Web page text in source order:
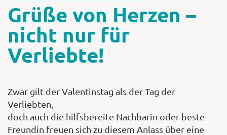
Grüße von Herzen –
nicht nur für
Verliebte!
Zwar gilt der Valentinstag als der Tag der
Verliebten,
doch auch die hilfsbereite Nachbarin oder beste
Freundin freuen sich zu diesem Anlass über eine